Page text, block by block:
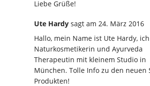
Liebe Grüße!
Ute Hardy sagt am 24. März 2016
Hallo, mein Name ist Ute Hardy,
Naturkosmetikerin und Ayurveda
Therapeutin mit kleinem Studio in
München. Tolle Info zu den neuen
Produkten!